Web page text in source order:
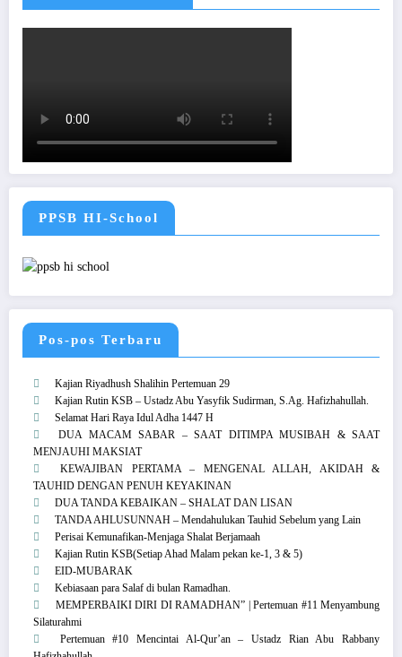
PPSB HI-School
Pos-pos Terbaru
Kajian Riyadhush Shalihin Pertemuan 29
Kajian Rutin KSB – Ustadz Abu Yasyfik Sudirman, S.Ag. Hafizhahullah.
Selamat Hari Raya Idul Adha 1447 H
DUA MACAM SABAR – SAAT DITIMPA MUSIBAH & SAAT
MENJAUHI MAKSIAT
KEWAJIBAN PERTAMA – MENGENAL ALLAH, AKIDAH &
TAUHID DENGAN PENUH KEYAKINAN
DUA TANDA KEBAIKAN – SHALAT DAN LISAN
TANDA AHLUSUNNAH – Mendahulukan Tauhid Sebelum yang Lain
Perisai Kemunafikan-Menjaga Shalat Berjamaah
Kajian Rutin KSB(Setiap Ahad Malam pekan ke-1, 3 & 5)
EID-MUBARAK
Kebiasaan para Salaf di bulan Ramadhan.
MEMPERBAIKI DIRI DI RAMADHAN” | Pertemuan #11 Menyambung
Silaturahmi
Pertemuan #10 Mencintai Al-Qur’an – Ustadz Rian Abu Rabbany